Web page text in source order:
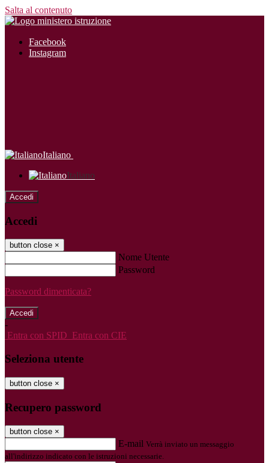
Salta al contenuto
Facebook
Instagram
Italiano
Italiano
Accedi
Accedi
button close ×
Nome Utente
Password
Password dimenticata?
-
Entra con SPID Entra con CIE
Seleziona utente
button close ×
Recupero password
button close ×
E-mail Verrà inviato un messaggio
all'indirizzo indicato con le istruzioni necessarie.